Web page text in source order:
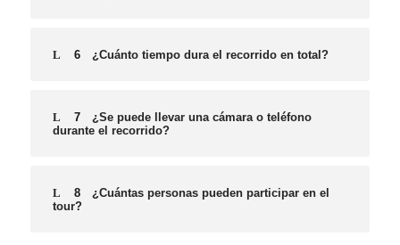
6 ¿Cuánto tiempo dura el recorrido en total?
7
¿Se puede llevar una cámara o teléfono
durante el recorrido?
8
¿Cuántas personas pueden participar en el
tour?